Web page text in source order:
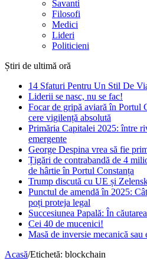
Savanti
Filosofi
Medici
Lideri
Politicieni
Știri de ultimă oră
14 Sfaturi Pentru Un Stil De
Liderii se nasc, nu se fac!
Focar de gripă aviară în Portul
cere vigilență absolută
Primăria Capitalei 2025: între
emergente
George Despina vrea să fie
Țigări de contrabandă de 4
de hârtie în Portul Constanța
Trump discută cu UE și
Punctul de amendă în 2025:
poți proteja legal
Succesiunea Papală: În
Cei 40 de mucenici!
Masă de inversie mecanică sau
Acasă/Etichetă: blockchain